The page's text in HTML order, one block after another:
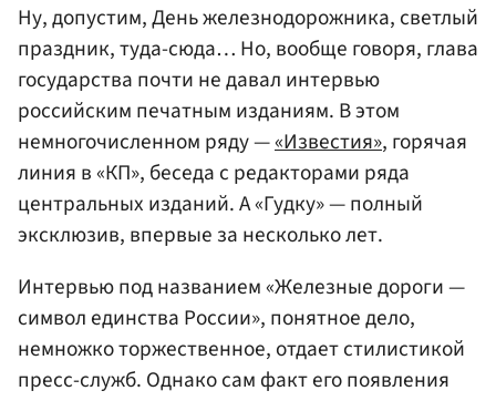
Ну, допустим, День железнодорожника, светлый
праздник, туда-сюда… Но, вообще говоря, глава
государства почти не давал интервью
российским печатным изданиям. В этом
немногочисленном ряду —«Известия», горячая
линия в «КП», беседа с редакторами ряда
центральных изданий. А «Гудку» — полный
эксклюзив, впервые за несколько лет.
Интервью под названием «Железные дороги —
символ единства России», понятное дело,
немножко торжественное, отдает стилистикой
пресс-служб. Однако сам факт его появления